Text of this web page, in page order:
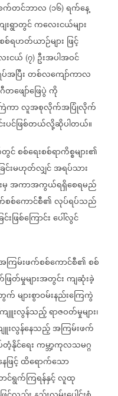
က်တင်ဘာလ (၁၆) ရက်နေ့
ရွာတွင်ကလေးငယ်များ
စစ်ရဟတ်ယာဉ်များ ဖြင့်
းငယ် (၇) ဦးအပါအဝင်
အပြီးတစ်လကျော်ကာလ
ဂီတဖျော်ဖြေပွဲကို
ြဲကာလူအစုလိုက်အပြုံလိုက်
ပင်ဖြစ်တယ်လို့ဆိုပါတယ်။
တွင်စစ်ရေးစစ်ရာကိစ္စများ၏
င်းမဟုတ်လျှင်အရပ်သား
အကာအကွယ်ရရှိစေရမည်
စစ်ကောင်စီ၏လုပ်ရပ်သည်
းဖြစ်ကြောင်းပေါ်လွင်
ကြမ်းဖက်စစ်ကောင်စီ၏စစ်
ြတ်မှုများအတွင်းကျဆုံးခဲ့
တွက်များစွာဝမ်းနည်းကြေကွဲ
ကျူးလွန်သည့်ရာဇဝတ်မှုများ၊
းလွန်နေသည့်အကြမ်းဖက်
နိုင်ရေးကမ္ဘာ့ကုလသမဂ္ဂ
ြင့်ထိရောက်သော
င်ရွက်ကြရန်နှင့်လူထု